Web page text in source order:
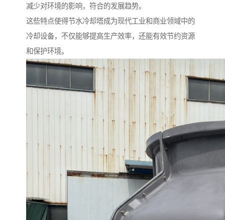
减少对环境的影响，符合的发展趋势。
这些特点使得节水冷却塔成为现代工业和商业领域中的
冷却设备，不仅能够提高生产效率，还能有效节约资源
和保护环境。